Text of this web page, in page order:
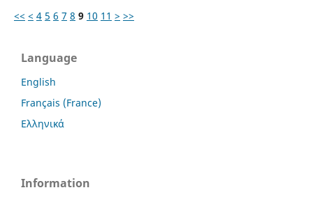
<< < 4 5 6 7 8 9 10 11 > >>
Language
English
Français (France)
Ελληνικά
Information